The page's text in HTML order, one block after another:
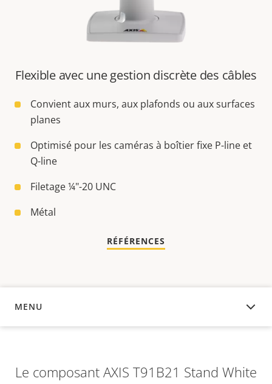
Flexible avec une gestion discrète des câbles
Convient aux murs, aux plafonds ou aux surfaces
planes
Optimisé pour les caméras à boîtier fixe P-line et
Q-line
Filetage ¼"-20 UNC
Métal
RÉFÉRENCES
MENU
APERÇU
Le composant AXIS T91B21 Stand White